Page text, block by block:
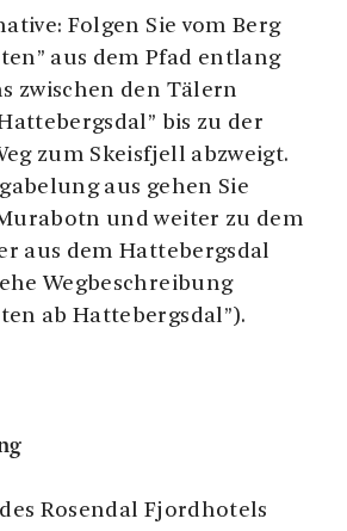
Folgen Sie vom Berg
aus dem Pfad entlang
zwischen den Tälern
bis zu der
zum Skeisfjell abzweigt.
aus gehen Sie
und weiter zu dem
aus dem Hattebergsdal
Wegbeschreibung
ab Hattebergsdal”).
Rosendal Fjordhotels